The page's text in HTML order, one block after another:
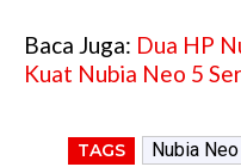
Baca Juga: Dua HP
Kuat Nubia Neo 5
TAGS Nubia